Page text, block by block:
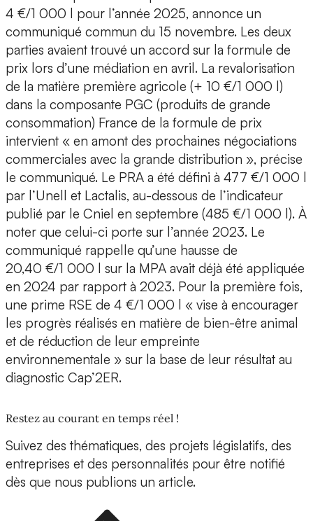
4 €/1 000 l pour l’année 2025, annonce un
communiqué commun du 15 novembre. Les deux
parties avaient trouvé un accord sur la formule de
prix lors d’une médiation en avril. La revalorisation
de la matière première agricole (+ 10 €/1 000 l)
dans la composante PGC (produits de grande
consommation) France de la formule de prix
intervient « en amont des prochaines négociations
commerciales avec la grande distribution », précise
le communiqué. Le PRA a été défini à 477 €/1 000 l
par l’Unell et Lactalis, au-dessous de l’indicateur
publié par le Cniel en septembre (485 €/1 000 l). À
noter que celui-ci porte sur l’année 2023. Le
communiqué rappelle qu’une hausse de
20,40 €/1 000 l sur la MPA avait déjà été appliquée
en 2024 par rapport à 2023. Pour la première fois,
une prime RSE de 4 €/1 000 l « vise à encourager
les progrès réalisés en matière de bien-être animal
et de réduction de leur empreinte
environnementale » sur la base de leur résultat au
diagnostic Cap’2ER.
Restez au courant en temps réel !
Suivez des thématiques, des projets législatifs, des
entreprises et des personnalités pour être notifié
dès que nous publions un article.